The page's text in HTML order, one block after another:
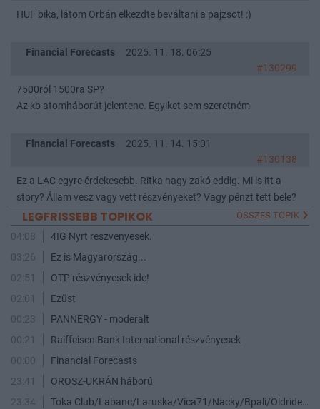
HUF bika, látom Orbán elkezdte beváltani a pajzsot! :)
Financial Forecasts
2025. 11. 18. 06:25
#130299
7500ról 1500ra SP?
Az kb atomháborút jelentene. Egyiket sem szeretném
Financial Forecasts
2025. 11. 14. 15:01
#130138
Ez a LAC egyre érdekesebb. Ritka nagy zakó eddig. Mi is itt a
story? Állam vesz vagy vett részvényeket? Vagy pénzt tett bele?
LEGFRISSEBB TOPIKOK ÖSSZES TOPIK
04:08
4IG Nyrt reszvenyesek.
03:26
Ez is Magyarország...
02:51
OTP részvényesek ide!
02:01
Ezüst
00:23
PANNERGY - moderalt
00:21
Raiffeisen Bank International részvényesek
00:00
Financial Forecasts
23:41
OROSZ-UKRÁN háború
23:34
Toka Club/Labanc/Laruska/Vica71/Nacky/Bpali/Oldrider/Josefernando/Mcbull/Kawaszabi